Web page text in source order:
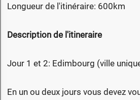
Longueur de l'itinéraire: 600km
Description de l'itineraire
Jour 1 et 2: Edimbourg (ville
En un ou deux jours vous devez